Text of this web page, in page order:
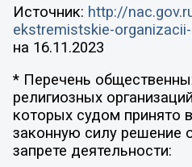
Источник: http://
ekstremistskie-
на 16.11.2023
* Перечень
религиозных
которых судом принято
законную силу решение
запрете деятельности: